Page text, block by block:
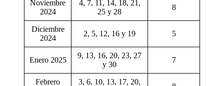
Noviembre
2024
4, 7, 11, 14, 18, 21,
25 y 28
8
Diciembre
2024
2, 5, 12, 16 y 19 5
Enero 2025
9, 13, 16, 20, 23, 27
y 30
7
Febrero
3, 6, 10, 13, 17, 20,